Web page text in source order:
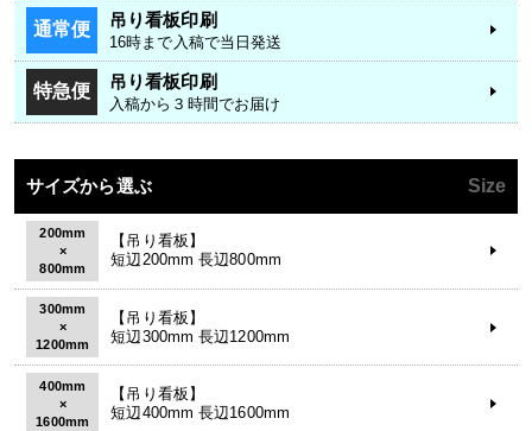
通常便 吊り看板印刷
16時まで入稿で当日発送
特急便 吊り看板印刷
入稿から３時間でお届け
サイズから選ぶ Size
200mm
×
800mm
【吊り看板】
短辺200mm 長辺800mm
300mm
×
1200mm
【吊り看板】
短辺300mm 長辺1200mm
400mm
×
1600mm
【吊り看板】
短辺400mm 長辺1600mm